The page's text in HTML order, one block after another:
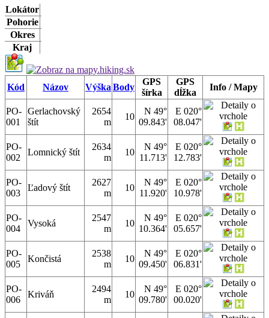
Lokátor
Pohorie
Okres
Kraj
Kód Názov Výška Body
GPS
šírka
GPS
dĺžka
Info / Mapy
PO-
001
Gerlachovský
štít
2654
m
10
N 49°
09.843'
E 020°
08.047'
PO-
002
Lomnický štít
2634
m
10
N 49°
11.713'
E 020°
12.783'
PO-
003
Ľadový štít
2627
m
10
N 49°
11.920'
E 020°
10.978'
PO-
004
Vysoká
2547
m
10
N 49°
10.364'
E 020°
05.657'
PO-
005
Končistá
2538
m
10
N 49°
09.450'
E 020°
06.831'
PO-
006
Kriváň
2494
m
10
N 49°
09.780'
E 020°
00.020'